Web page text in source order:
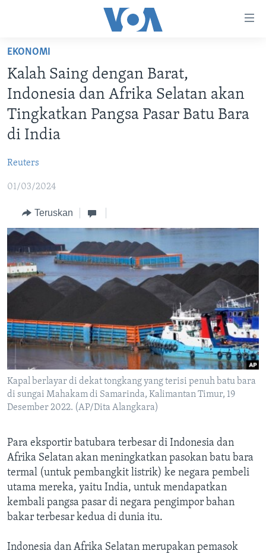
Akses
Lanjut
ke
Konten
Utama
Lanjut
ke
Navigasi
Lanjut
Pencarian
BERANDA
DUNIA
VIDEO
POLYGRAPH
Learning English
IKUTI KAMI
Bahasa-bahasa
EKONOMI
Kalah Saing dengan Barat,
Indonesia dan Afrika Selatan akan
Tingkatkan Pangsa Pasar Batu Bara
di India
Reuters
01/03/2024
Teruskan
Kapal berlayar di dekat tongkang yang terisi penuh batu bara
di sungai Mahakam di Samarinda, Kalimantan Timur, 19
Desember 2022. (AP/Dita Alangkara)
Para eksportir batubara terbesar di Indonesia dan
Afrika Selatan akan meningkatkan pasokan batu bara
termal (untuk pembangkit listrik) ke negara pembeli
utama mereka, yaitu India, untuk mendapatkan
kembali pangsa pasar di negara pengimpor bahan
bakar terbesar kedua di dunia itu.
Indonesia dan Afrika Selatan merupakan pemasok